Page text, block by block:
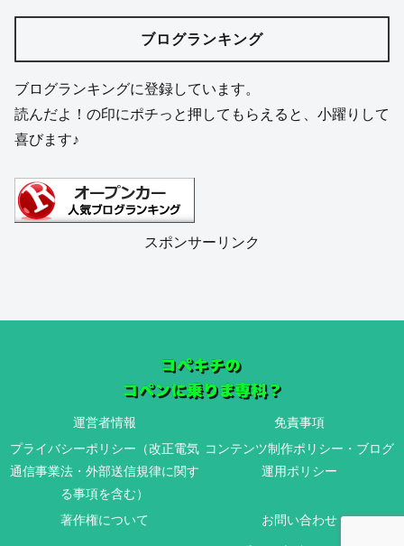
ブログランキング
ブログランキングに登録しています。
読んだよ！の印にポチっと押してもらえると、小躍りして
喜びます♪
スポンサーリンク
運営者情報
免責事項
プライバシーポリシー（改正電気
通信事業法・外部送信規律に関す
る事項を含む）
コンテンツ制作ポリシー・ブログ
運用ポリシー
著作権について お問い合わせ